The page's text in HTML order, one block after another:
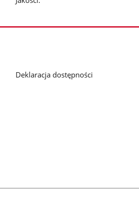
Deklaracja dostępności